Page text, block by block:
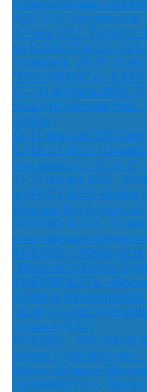
План-календарь
2022-2023 спортивный
7-8 мая 2022.
по КАРАТЭ WKC
Ульяновск, 28-29-30
"ГВАРДЕЕЦ" по
15 - 23 февраля 2022:
КОБУДО (версия
(Online)
18-21 февраля 2022-
КАРАТЭ WKF
участников от 10 до 17
22-23 января 2022 -
КАРАТЭ WKF «Кубок
Тренеры Клуба
КОБУДО КАТА.
спортивными
КОБУДО - Общая часть
«Восточное Боевое
КОБУДО КАТА.
Правила
«Кобудо – ката
группа» (ККГ)
КОБУДО - ВЕСОВАЯ
Боевое
Единоборство».